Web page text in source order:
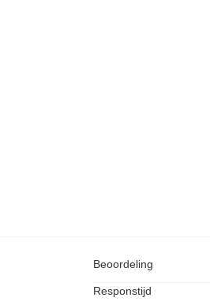
Beoordeling
Responstijd